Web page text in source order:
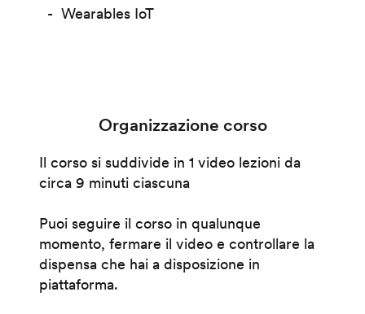
Wearables IoT
Organizzazione corso
Il corso si suddivide in 1 video lezioni da
circa 9 minuti ciascuna
Puoi seguire il corso in qualunque
momento, fermare il video e controllare la
dispensa che hai a disposizione in
piattaforma.